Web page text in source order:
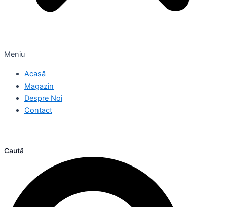
Meniu
Acasă
Magazin
Despre Noi
Contact
Caută